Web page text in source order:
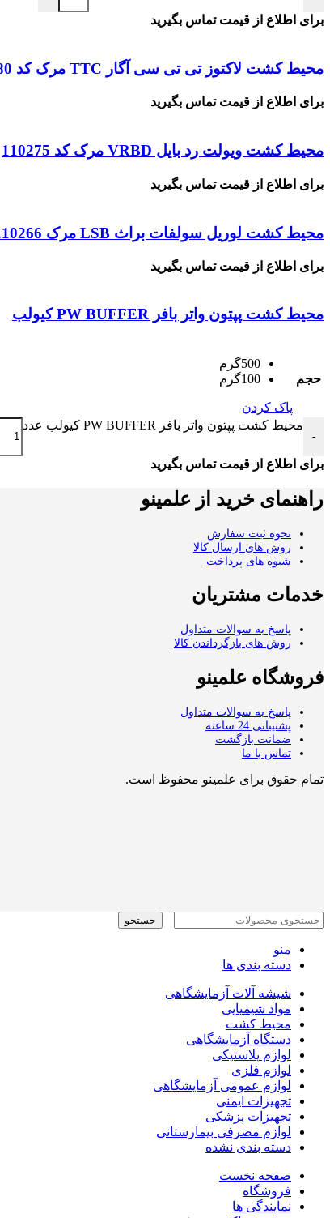
برای اطلاع از قیمت تماس بگیرید
محیط کشت لاکتوز تی تی سی آگار TTC مرک کد 107680
برای اطلاع از قیمت تماس بگیرید
محیط کشت ویولت رد بایل VRBD مرک کد 110275
برای اطلاع از قیمت تماس بگیرید
محیط کشت لوریل سولفات براث LSB مرک 110266
برای اطلاع از قیمت تماس بگیرید
محیط کشت پپتون واتر بافر PW BUFFER کیولب
حجم
500گرم
100گرم
پاک کردن
-
محیط کشت پپتون واتر بافر PW BUFFER کیولب عدد
برای اطلاع از قیمت تماس بگیرید
راهنمای خرید از علمینو
نحوه ثبت سفارش
روش های ارسال کالا
شیوه های پرداخت
خدمات مشتریان
پاسخ به سوالات متداول
روش های بازگرداندن کالا
فروشگاه علمینو
پاسخ به سوالات متداول
پشتیبانی 24 ساعته
ضمانت بازگشت
تماس با ما
تمام حقوق برای علمینو محفوظ است.
جستجو
منو
دسته بندی ها
شیشه آلات آزمایشگاهی
مواد شیمیایی
محیط کشت
دستگاه آزمایشگاهی
لوازم پلاستیکی
لوازم فلزی
لوازم عمومی آزمایشگاهی
تجهیزات ایمنی
تجهیزات پزشکی
لوازم مصرفی بیمارستانی
دسته بندی نشده
صفحه نخست
فروشگاه
نمایندگی ها